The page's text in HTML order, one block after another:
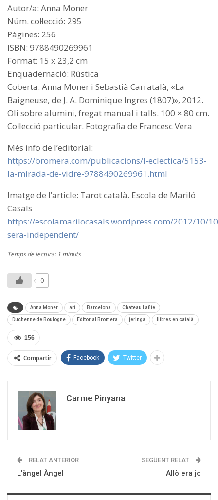
Autor/a: Anna Moner
Núm. col·lecció: 295
Pàgines: 256
ISBN: 9788490269961
Format: 15 x 23,2 cm
Enquadernació: Rústica
Coberta: Anna Moner i Sebastià Carratalà, «La
Baigneuse, de J. A. Dominique Ingres (1807)», 2012.
Oli sobre alumini, fregat manual i talls. 100 × 80 cm.
Col·lecció particular. Fotografia de Francesc Vera
Més info de l’editorial:
https://bromera.com/publicacions/l-eclectica/5153-
la-mirada-de-vidre-9788490269961.html
Imatge de l’article: Tarot català. Escola de Mariló
Casals
https://escolamarilocasals.wordpress.com/2012/10/
sera-independent/
Temps de lectura: 1 minuts
0
Anna Moner art Barcelona Chateau Lafite
Duchenne de Boulogne Editorial Bromera jeringa llibres en català
156
Compartir Facebook Twitter
Carme Pinyana
RELAT ANTERIOR
L’àngel Àngel
SEGÜENT RELAT
Allò era jo